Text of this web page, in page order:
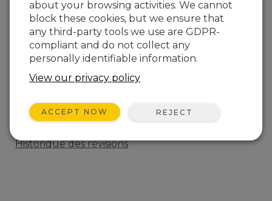
vous
Version :6.1.1
Taille du fichier :571 KB
Mis à jour le :
08-06-2020
Current firmware for the AL205E.
Historique des révisions
about your browsing activities. We cannot
block these cookies, but we ensure that
any third-party tools we use are GDPR-
compliant and do not collect any
personally identifiable information.
View our privacy policy
ACCEPT NOW REJECT